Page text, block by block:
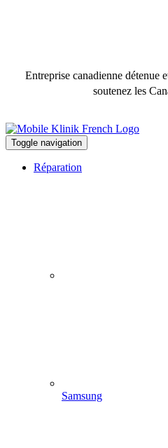
Entreprise canadienne détenue
soutenez les
Toggle navigation
Réparation
Samsung